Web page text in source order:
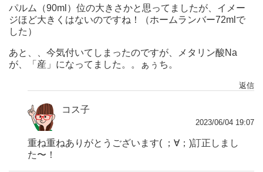
パルム（90ml）位の大きさかと思ってましたが、イメー
ジほど大きくはないのですね！（ホームランバー72mlで
した）
あと、、今気付いてしまったのですが、メタリン酸Na
が、「産」になってました。。ぁぅち。
返信
コス子
2023/06/04 19:07
重ね重ねありがとうございます( ；∀；)訂正しまし
た〜！